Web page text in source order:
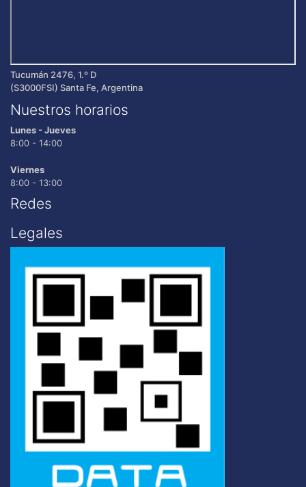
Tucumán 2476, 1.º D
(S3000FSI) Santa Fe, Argentina
Nuestros horarios
Lunes - Jueves
8:00 - 14:00
Viernes
8:00 - 13:00
Redes
Legales